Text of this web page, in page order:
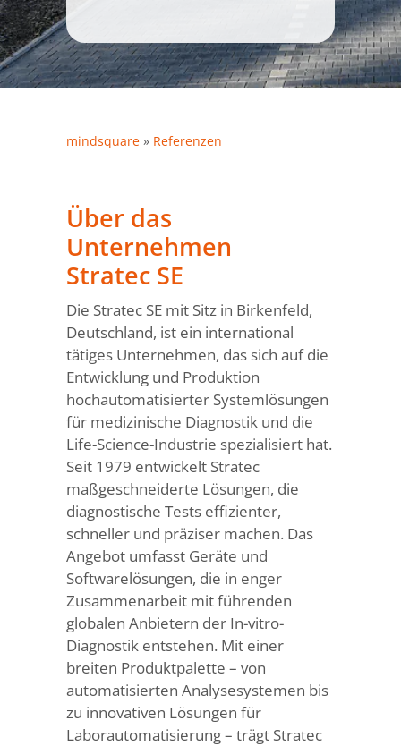
mindsquare » Referenzen
Über das
Unternehmen
Stratec SE
Die Stratec SE mit Sitz in Birkenfeld,
Deutschland, ist ein international
tätiges Unternehmen, das sich auf die
Entwicklung und Produktion
hochautomatisierter Systemlösungen
für medizinische Diagnostik und die
Life-Science-Industrie spezialisiert hat.
Seit 1979 entwickelt Stratec
maßgeschneiderte Lösungen, die
diagnostische Tests effizienter,
schneller und präziser machen. Das
Angebot umfasst Geräte und
Softwarelösungen, die in enger
Zusammenarbeit mit führenden
globalen Anbietern der In-vitro-
Diagnostik entstehen. Mit einer
breiten Produktpalette – von
automatisierten Analysesystemen bis
zu innovativen Lösungen für
Laborautomatisierung – trägt Stratec